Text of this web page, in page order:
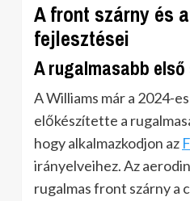
A front szárny és
fejlesztései
A rugalmasabb
A Williams már a 2024-
előkészítette a
hogy alkalmazkodjon az
irányelveihez. Az
rugalmas front szárny a